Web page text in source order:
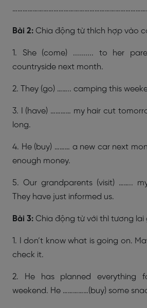
Bài 2: Chia động từ thích hợp vào
1. She (come) .......... to her
countryside next month.
2. They (go) …….. camping this
3. I (have) ………… my hair cut
long.
4. He (buy) ……… a new car next
enough money.
5. Our grandparents (visit) ……..
They have just informed us.
Bài 3: Chia động từ với thì tương lai
1. I don’t know what is going on.
check it.
2. He has planned everything
weekend. He ……………(buy) some